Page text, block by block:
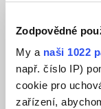
Zodpovědné
My a naši 1022
např. číslo IP)
cookie pro
zařízení,